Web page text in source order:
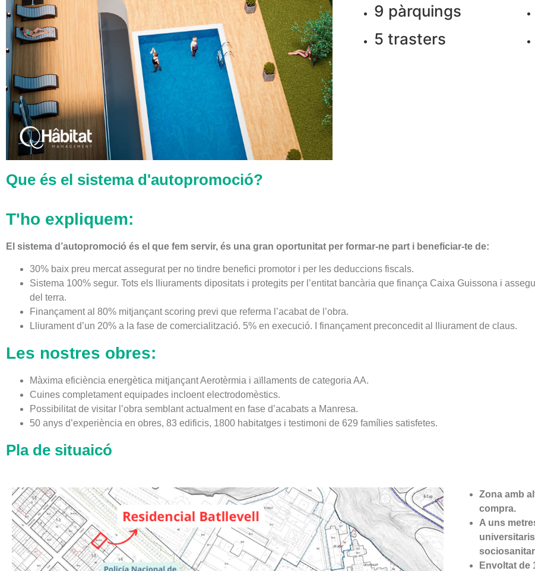
9 pàrquings
5 trasters
Que és el sistema d'autopromoció?
T'ho expliquem:
El sistema d’autopromoció és el que fem servir, és una gran oportunitat per formar-ne part i beneficiar-te de:
30% baix preu mercat assegurat per no tindre benefici promotor i per les deduccions fiscals.
Sistema 100% segur. Tots els lliuraments dipositats i protegits per l’entitat bancària que finança Caixa Guissona i
del terra.
Finançament al 80% mitjançant scoring previ que referma l’acabat de l’obra.
Lliurament d’un 20% a la fase de comercialització. 5% en execució. I finançament preconcedit al lliurament de claus.
Les nostres obres:
Màxima eficiència energètica mitjançant Aerotèrmia i aïllaments de categoria AA.
Cuines completament equipades incloent electrodomèstics.
Possibilitat de visitar l’obra semblant actualment en fase d’acabats a Manresa.
50 anys d’experiència en obres, 83 edificis, 1800 habitatges i testimoni de 629 famílies satisfetes.
Pla de situaicó
Zona amb
compra.
A uns
Envoltat de